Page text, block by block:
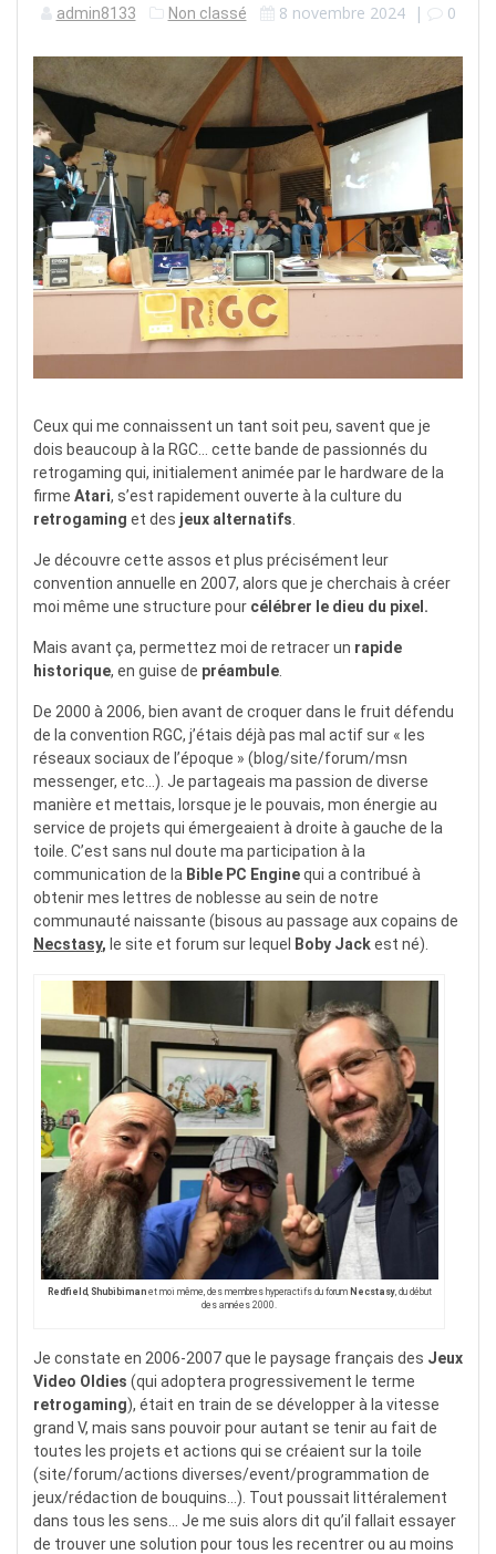
admin8133 Non classé 8 novembre 2024| 0
Ceux qui me connaissent un tant soit peu, savent que je
dois beaucoup à la RGC… cette bande de passionnés du
retrogaming qui, initialement animée par le hardware de la
firme Atari, s’est rapidement ouverte à la culture du
retrogaming et des jeux alternatifs
Je découvre cette assos et plus précisément leur
convention annuelle en 2007, alors que je cherchais à créer
moi même une structure pour célébrer le dieu du pixel.
Mais avant ça, permettez moi de retracer un rapide
historique, en guise de préambule
De 2000 à 2006, bien avant de croquer dans le fruit défendu
de la convention RGC, j’étais déjà pas mal actif sur « les
réseaux sociaux de l’époque » (blog/site/forum/msn
messenger, etc…). Je partageais ma passion de diverse
manière et mettais, lorsque je le pouvais, mon énergie au
service de projets qui émergeaient à droite à gauche de la
toile. C’est sans nul doute ma participation à la
communication de la Bible PC Enginequi a contribué à
obtenir mes lettres de noblesse au sein de notre
communauté naissante (bisous au passage aux copains de
Necstasy, le site et forum sur lequel Boby Jackest né).
Redfield Shubibimanet moi même, des membres hyperactifs du forum Necstasy, du début
des années 2000.
Je constate en 2006-2007 que le paysage français des Jeux
Video Oldies (qui adoptera progressivement le terme
retrogaming), était en train de se développer à la vitesse
grand V, mais sans pouvoir pour autant se tenir au fait de
toutes les projets et actions qui se créaient sur la toile
(site/forum/actions diverses/event/programmation de
jeux/rédaction de bouquins…). Tout poussait littéralement
dans tous les sens… Je me suis alors dit qu’il fallait essayer
de trouver une solution pour tous les recentrer ou au moins